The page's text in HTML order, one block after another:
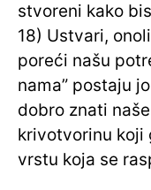
stvoreni kako
18) Ustvari,
poreći našu
nama” postaju
dobro znati
krivotvorinu koji
vrstu koja se